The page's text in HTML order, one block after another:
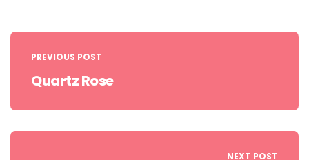
Post
navigation
PREVIOUS POST
Quartz Rose
NEXT POST